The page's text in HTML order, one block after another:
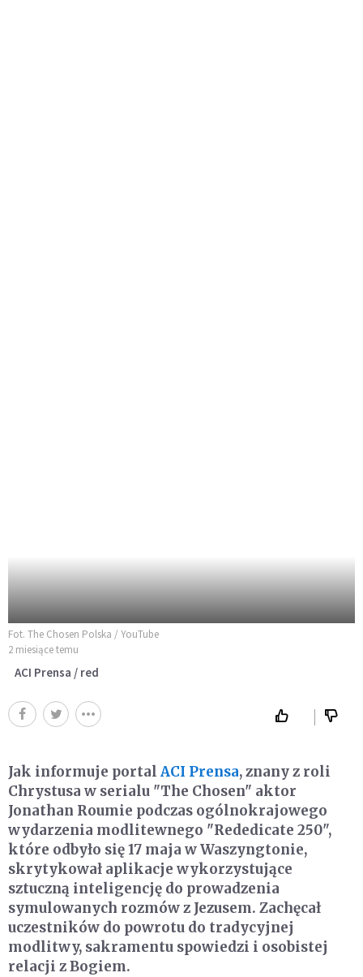
Fot. The Chosen Polska / YouTube
2 miesiące temu
ACI Prensa / red
Jak informuje portal ACI Prensa, znany z roli
Chrystusa w serialu "The Chosen" aktor
Jonathan Roumie podczas ogólnokrajowego
wydarzenia modlitewnego "Rededicate 250",
które odbyło się 17 maja w Waszyngtonie,
skrytykował aplikacje wykorzystujące
sztuczną inteligencję do prowadzenia
symulowanych rozmów z Jezusem. Zachęcał
uczestników do powrotu do tradycyjnej
modlitwy, sakramentu spowiedzi i osobistej
relacji z Bogiem.